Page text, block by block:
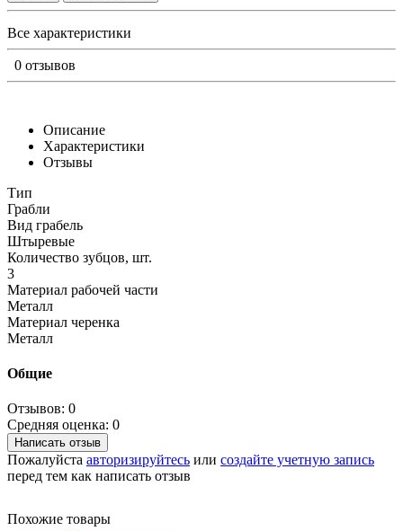
Все характеристики
0 отзывов
Описание
Характеристики
Отзывы
Тип
Грабли
Вид грабель
Штыревые
Количество зубцов, шт.
3
Материал рабочей части
Металл
Материал черенка
Металл
Общие
Отзывов: 0
Средняя оценка: 0
Написать отзыв
Пожалуйста авторизируйтесь или создайте учетную запись
перед тем как написать отзыв
Похожие товары